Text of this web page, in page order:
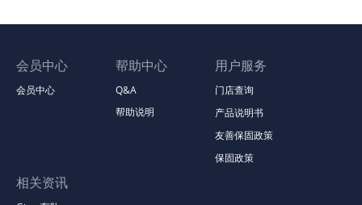
会员中心
会员中心
帮助中心
Q&A
帮助说明
用户服务
门店查询
产品说明书
友善保固政策
保固政策
相关资讯